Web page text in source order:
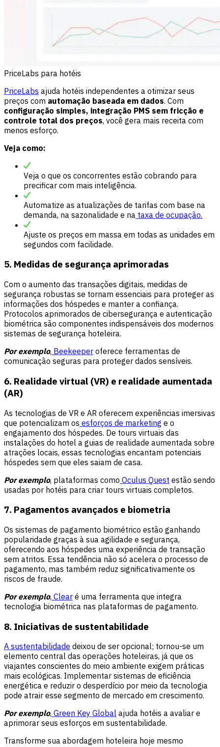
PriceLabs para hotéis
PriceLabs ajuda hotéis independentes a otimizar seus
preços com automação baseada em dados. Com
configuração simples, integração PMS sem fricção e
controle total dos preços, você gera mais receita com
menos esforço.
Veja como:
Veja o que os concorrentes estão cobrando para
precificar com mais inteligência.
Automatize as atualizações de tarifas com base na
demanda, na sazonalidade e na taxa de ocupação.
Ajuste os preços em massa em todas as unidades em
segundos com facilidade.
5. Medidas de segurança aprimoradas
Com o aumento das transações digitais, medidas de
segurança robustas se tornam essenciais para proteger as
informações dos hóspedes e manter a confiança.
Protocolos aprimorados de cibersegurança e autenticação
biométrica são componentes indispensáveis dos modernos
sistemas de segurança hoteleira.
Por exemplo, Beekeeper oferece ferramentas de
comunicação seguras para proteger dados sensíveis.
6. Realidade virtual (VR) e realidade aumentada
(AR)
As tecnologias de VR e AR oferecem experiências imersivas
que potencializam os esforços de marketing e o
engajamento dos hóspedes. De tours virtuais das
instalações do hotel a guias de realidade aumentada sobre
atrações locais, essas tecnologias encantam potenciais
hóspedes sem que eles saiam de casa.
Por exemplo, plataformas como Oculus Quest estão sendo
usadas por hotéis para criar tours virtuais completos.
7. Pagamentos avançados e biometria
Os sistemas de pagamento biométrico estão ganhando
popularidade graças à sua agilidade e segurança,
oferecendo aos hóspedes uma experiência de transação
sem atritos. Essa tendência não só acelera o processo de
pagamento, mas também reduz significativamente os
riscos de fraude.
Por exemplo, Clear é uma ferramenta que integra
tecnologia biométrica nas plataformas de pagamento.
8. Iniciativas de sustentabilidade
A sustentabilidade deixou de ser opcional; tornou-se um
elemento central das operações hoteleiras, já que os
viajantes conscientes do meio ambiente exigem práticas
mais ecológicas. Implementar sistemas de eficiência
energética e reduzir o desperdício por meio da tecnologia
pode atrair esse segmento de mercado em crescimento.
Por exemplo, Green Key Global ajuda hotéis a avaliar e
aprimorar seus esforços em sustentabilidade.
Transforme sua abordagem hoteleira hoje mesmo